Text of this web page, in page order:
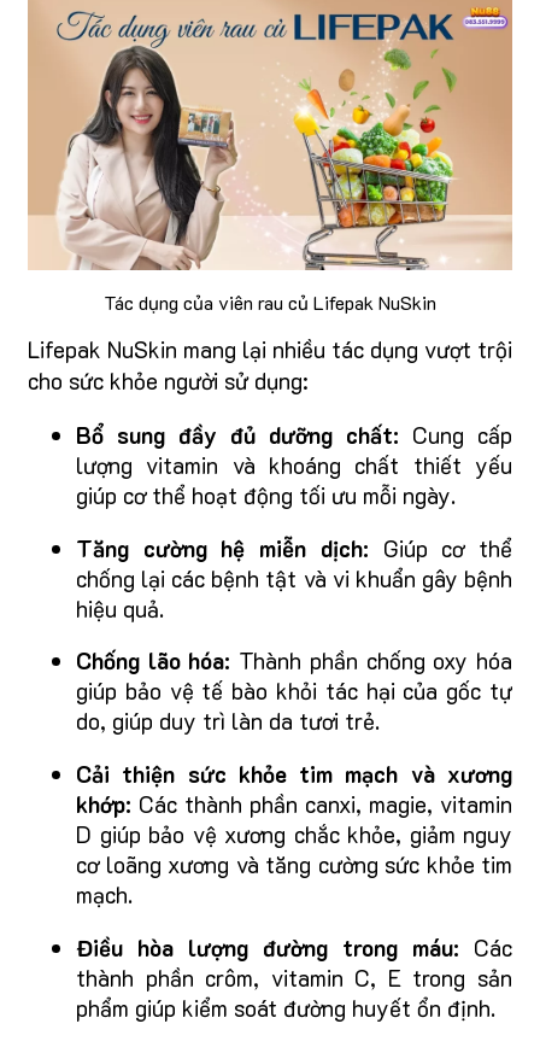
Tác dụng của viên rau củ Lifepak NuSkin
Lifepak NuSkin mang lại nhiều tác dụng vượt trội
cho sức khỏe người sử dụng:
Bổ sung đầy đủ dưỡng chất: Cung cấp
lượng vitamin và khoáng chất thiết yếu
giúp cơ thể hoạt động tối ưu mỗi ngày.
Tăng cường hệ miễn dịch: Giúp cơ thể
chống lại các bệnh tật và vi khuẩn gây bệnh
hiệu quả.
Chống lão hóa: Thành phần chống oxy hóa
giúp bảo vệ tế bào khỏi tác hại của gốc tự
do, giúp duy trì làn da tươi trẻ.
Cải thiện sức khỏe tim mạch và xương
khớp: Các thành phần canxi, magie, vitamin
D giúp bảo vệ xương chắc khỏe, giảm nguy
cơ loãng xương và tăng cường sức khỏe tim
mạch.
Điều hòa lượng đường trong máu: Các
thành phần crôm, vitamin C, E trong sản
phẩm giúp kiểm soát đường huyết ổn định.